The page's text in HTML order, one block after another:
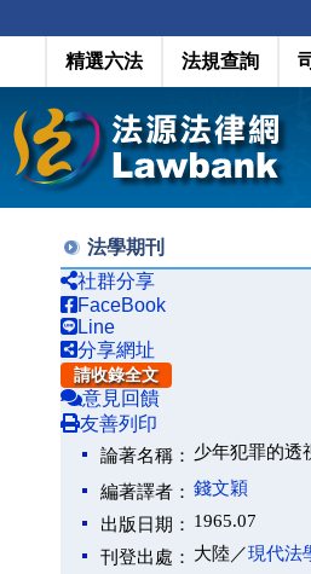
精選六法 法規查詢
法學期刊
社群分享
FaceBook
Line
分享網址
請收錄全文
意見回饋
友善列印
論著名稱： 少年犯罪的透
編著譯者： 錢文穎
出版日期： 1965.07
刊登出處： 大陸／現代法